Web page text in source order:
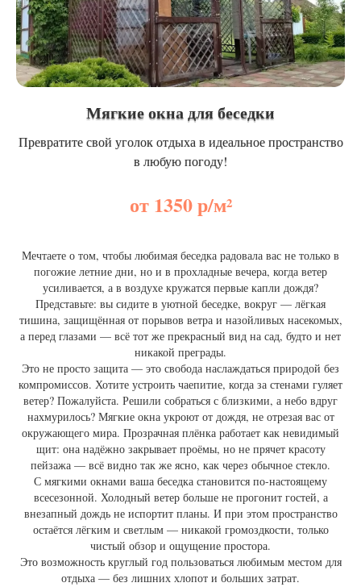
Мягкие окна для беседки
Превратите свой уголок отдыха в идеальное пространство
в любую погоду!
от 1350 р/м²
Мечтаете о том, чтобы любимая беседка радовала вас не только в
погожие летние дни, но и в прохладные вечера, когда ветер
усиливается, а в воздухе кружатся первые капли дождя?
Представьте: вы сидите в уютной беседке, вокруг — лёгкая
тишина, защищённая от порывов ветра и назойливых насекомых,
а перед глазами — всё тот же прекрасный вид на сад, будто и нет
никакой преграды.
Это не просто защита — это свобода наслаждаться природой без
компромиссов. Хотите устроить чаепитие, когда за стенами гуляет
ветер? Пожалуйста. Решили собраться с близкими, а небо вдруг
нахмурилось? Мягкие окна укроют от дождя, не отрезая вас от
окружающего мира. Прозрачная плёнка работает как невидимый
щит: она надёжно закрывает проёмы, но не прячет красоту
пейзажа — всё видно так же ясно, как через обычное стекло.
С мягкими окнами ваша беседка становится по-настоящему
всесезонной. Холодный ветер больше не прогонит гостей, а
внезапный дождь не испортит планы. И при этом пространство
остаётся лёгким и светлым — никакой громоздкости, только
чистый обзор и ощущение простора.
Это возможность круглый год пользоваться любимым местом для
отдыха — без лишних хлопот и больших затрат.